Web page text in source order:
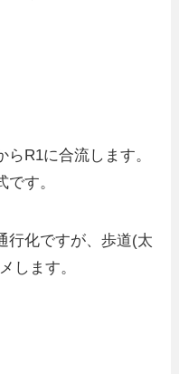
R1に合流します。
す。
行化ですが、歩道(太
します。